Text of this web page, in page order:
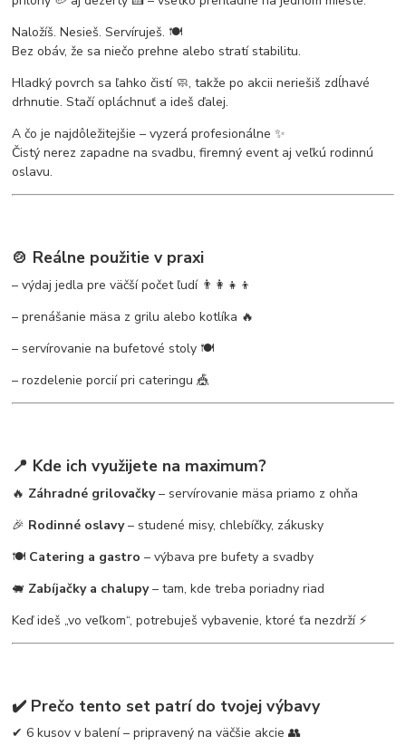
Naložíš. Nesieš. Servíruješ. 🍽️
Bez obáv, že sa niečo prehne alebo stratí stabilitu.
Hladký povrch sa ľahko čistí 🧼, takže po akcii neriešiš zdĺhavé
drhnutie. Stačí opláchnuť a ideš ďalej.
A čo je najdôležitejšie – vyzerá profesionálne ✨
Čistý nerez zapadne na svadbu, firemný event aj veľkú rodinnú
oslavu.
🍲 Reálne použitie v praxi
– výdaj jedla pre väčší počet ľudí 👨‍👩‍👧‍👦
– prenášanie mäsa z grilu alebo kotlíka 🔥
– servírovanie na bufetové stoly 🍽️
– rozdelenie porcií pri cateringu 🎪
📍 Kde ich využijete na maximum?
🔥 Záhradné grilovačky– servírovanie mäsa priamo z ohňa
🎉 Rodinné oslavy– studené misy, chlebíčky, zákusky
🍽️ Catering a gastro – výbava pre bufety a svadby
🐖 Zabíjačky a chalupy– tam, kde treba poriadny riad
Keď ideš „vo veľkom“, potrebuješ vybavenie, ktoré ťa nezdrží ⚡
✔️ Prečo tento set patrí do tvojej výbavy
✔ 6 kusov v balení – pripravený na väčšie akcie 👥